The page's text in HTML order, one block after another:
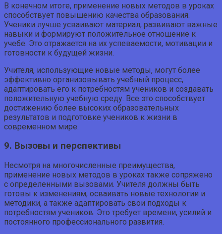
В конечном итоге, применение новых методов в уроках
способствует повышению качества образования.
Ученики лучше усваивают материал, развивают важные
навыки и формируют положительное отношение к
учебе. Это отражается на их успеваемости, мотивации и
готовности к будущей жизни.
Учителя, использующие новые методы, могут более
эффективно организовывать учебный процесс,
адаптировать его к потребностям учеников и создавать
положительную учебную среду. Все это способствует
достижению более высоких образовательных
результатов и подготовке учеников к жизни в
современном мире.
9. Вызовы и перспективы
Несмотря на многочисленные преимущества,
применение новых методов в уроках также сопряжено
с определенными вызовами. Учителя должны быть
готовы к изменениям, осваивать новые технологии и
методики, а также адаптировать свои подходы к
потребностям учеников. Это требует времени, усилий и
постоянного профессионального развития.